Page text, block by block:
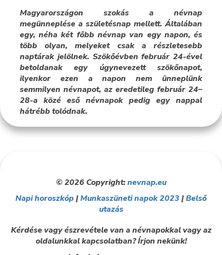
Magyarországon szokás a névnap
megünneplése a születésnap mellett. Általában
egy, néha két főbb névnap van egy napon, és
több olyan, melyeket csak a részletesebb
naptárak jelölnek. Szökőévben február 24-ével
betoldanak egy úgynevezett szökőnapot,
ilyenkor ezen a napon nem ünneplünk
semmilyen névnapot, az eredetileg február 24–
28-a közé eső névnapok pedig egy nappal
hátrébb tolódnak.
© 2026 Copyright:nevnap.eu
Napi horoszkóp|Munkaszüneti napok 2023|Belső
utazás
Kérdése vagy észrevétele van a névnapokkal vagy az
oldalunkkal kapcsolatban? Írjon nekünk!